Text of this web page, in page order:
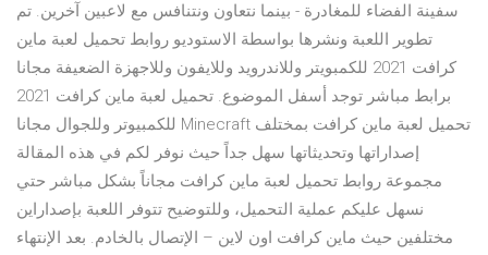
سفينة الفضاء للمغادرة - بينما نتعاون ونتنافس مع لاعبين آخرين. تم
تطوير اللعبة ونشرها بواسطة الاستوديو روابط تحميل لعبة ماين
كرافت 2021 للكمبويتر وللاندرويد وللايفون وللاجهزة الضعيفة مجانا
برابط مباشر توجد أسفل الموضوع. تحميل لعبة ماين كرافت 2021
للكمبيوتر وللجوال مجانا Minecraft تحميل لعبة ماين كرافت بمختلف
إصداراتها وتحديثاتها سهل جداً حيث نوفر لكم في هذه المقالة
مجموعة روابط تحميل لعبة ماين كرافت مجاناً بشكل مباشر حتي
نسهل عليكم عملية التحميل، وللتوضيح تتوفر اللعبة بإصداراين
مختلفين حيث ماين كرافت اون لاين – الإتصال بالخادم. بعد الإنتهاء